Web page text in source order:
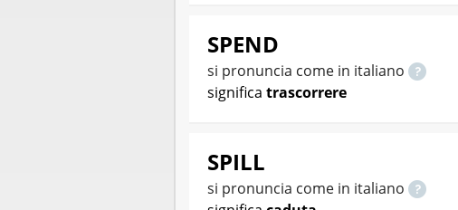
SPEND
si pronuncia come in italiano
significa trascorrere
SPILL
si pronuncia come in italiano